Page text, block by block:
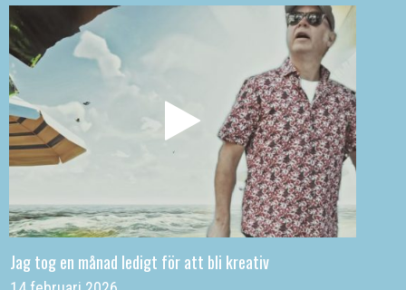
Jag tog en månad ledigt för att bli kreativ